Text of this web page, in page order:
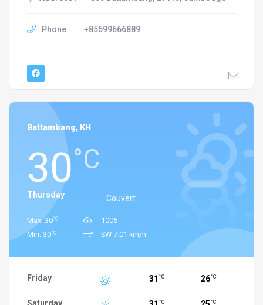
Phone : +85599666889
Battambang, KH
30°C
Couvert
Thursday
Max: 30°C
Min: 30°C
1006
SW 7.01 km/h
Friday 31 °C 26°C
°C °C